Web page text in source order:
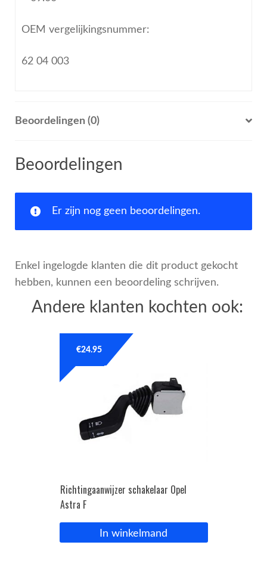
OEM vergelijkingsnummer:
62 04 003
Beoordelingen (0)
Beoordelingen
Er zijn nog geen beoordelingen.
Enkel ingelogde klanten die dit product gekocht
hebben, kunnen een beoordeling schrijven.
Andere klanten kochten ook:
Richtingaanwijzer schakelaar Opel
Astra F
€24.95
In winkelmand